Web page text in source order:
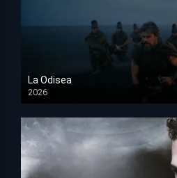
La Odisea
2026
TS Screener